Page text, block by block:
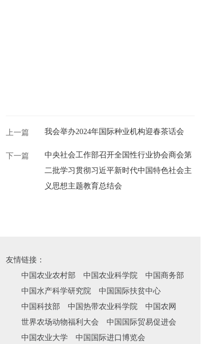
上一篇 我会举办2024年国际种业机构迎春茶话会
下一篇
中央社会工作部召开全国性行业协会商会第
二批学习贯彻习近平新时代中国特色社会主
义思想主题教育总结会
友情链接：
中国农业农村部
中国农业科学院
中国商务部
中国水产科学研究院
中国国际扶贫中心
中国科技部
中国热带农业科学院
中国农网
世界农场动物福利大会
中国国际贸易促进会
中国农业大学
中国国际进口博览会